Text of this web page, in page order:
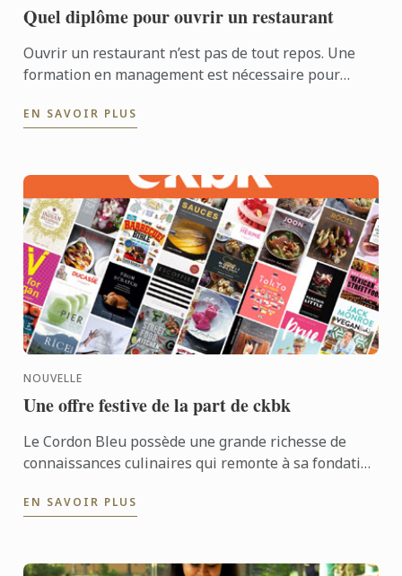
Quel diplôme pour ouvrir un restaurant
Ouvrir un restaurant n’est pas de tout repos. Une
formation en management est nécessaire pour
EN SAVOIR PLUS
NOUVELLE
Une offre festive de la part de ckbk
Le Cordon Bleu possède une grande richesse de
connaissances culinaires qui remonte à sa fondation
nous ...
EN SAVOIR PLUS